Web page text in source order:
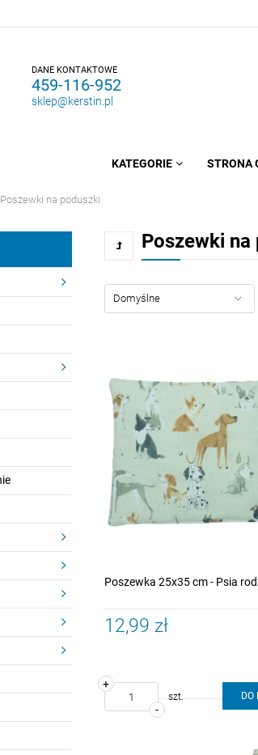
DANE KONTAKTOWE
459-116-952
sklep@kerstin.pl
KATEGORIE STRONA
Poszewki na poduszki
Poszewki na
Poszewka 25x35 cm - Psia
12,99 zł
-
+
szt. DO